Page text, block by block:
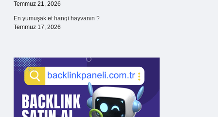
Temmuz 21, 2026
En yumuşak et hangi hayvanın ?
Temmuz 17, 2026